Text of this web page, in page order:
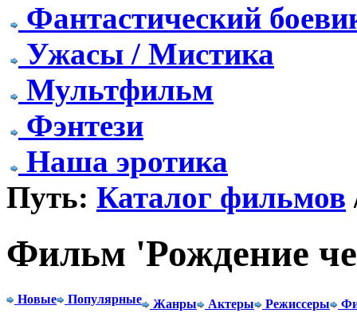
Фантастический
Ужасы / Мистика
Мультфильм
Фэнтези
Наша эротика
Путь: Каталог фильмов
Фильм 'Рождение
Новые Популярные Жанры Актеры Режиссеры